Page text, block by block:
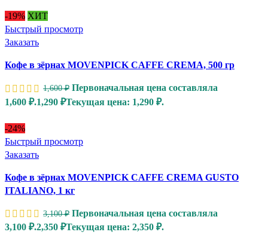
-19% ХИТ
Быстрый просмотр
Заказать
Кофе в зёрнах MOVENPICK CAFFE CREMA, 500 гр
1,600₽ Первоначальная цена составляла
1,600 ₽.1,290 ₽Текущая цена: 1,290 ₽.
-24%
Быстрый просмотр
Заказать
Кофе в зёрнах MOVENPICK CAFFE CREMA GUSTO
ITALIANO, 1 кг
3,100₽ Первоначальная цена составляла
3,100 ₽.2,350 ₽Текущая цена: 2,350 ₽.